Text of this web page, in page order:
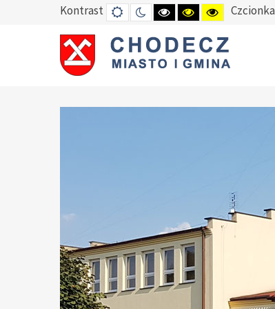
Kontrast DEFAULT
MODE
TRYB
NOCNY
HIGH
CONTRAST
BLACK
WHITE
MODE
HIGH
CONTRAST
BLACK
YELLOW
MODE
HIGH
CONTRAST
YELLOW
BLACK
MODE
Czcionka